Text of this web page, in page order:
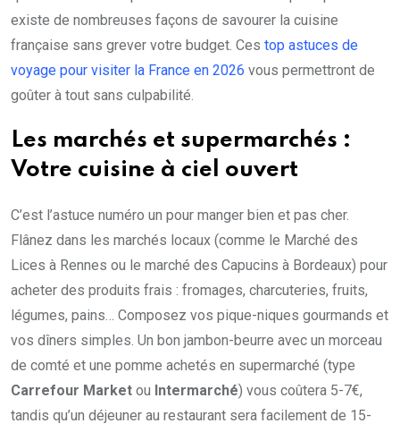
existe de nombreuses façons de savourer la cuisine
française sans grever votre budget. Ces top astuces de
voyage pour visiter la France en 2026 vous permettront de
goûter à tout sans culpabilité.
Les marchés et supermarchés :
Votre cuisine à ciel ouvert
C’est l’astuce numéro un pour manger bien et pas cher.
Flânez dans les marchés locaux (comme le Marché des
Lices à Rennes ou le marché des Capucins à Bordeaux) pour
acheter des produits frais : fromages, charcuteries, fruits,
légumes, pains… Composez vos pique-niques gourmands et
vos dîners simples. Un bon jambon-beurre avec un morceau
de comté et une pomme achetés en supermarché (type
Carrefour Market ou Intermarché) vous coûtera 5-7€,
tandis qu’un déjeuner au restaurant sera facilement de 15-